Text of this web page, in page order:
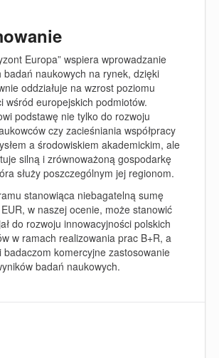
Europa” wspiera wprowadzanie
badań naukowych na rynek, dzięki
oddziałuje na wzrost poziomu
wśród europejskich podmiotów.
podstawę nie tylko do rozwoju
czy zacieśniania współpracy
a środowiskiem akademickim, ale
silną i zrównoważoną gospodarkę
służy poszczególnym jej regionom.
stanowiąca niebagatelną sumę
w naszej ocenie, może stanowić
do rozwoju innowacyjności polskich
w ramach realizowania prac B+R, a
badaczom komercyjne zastosowanie
badań naukowych.